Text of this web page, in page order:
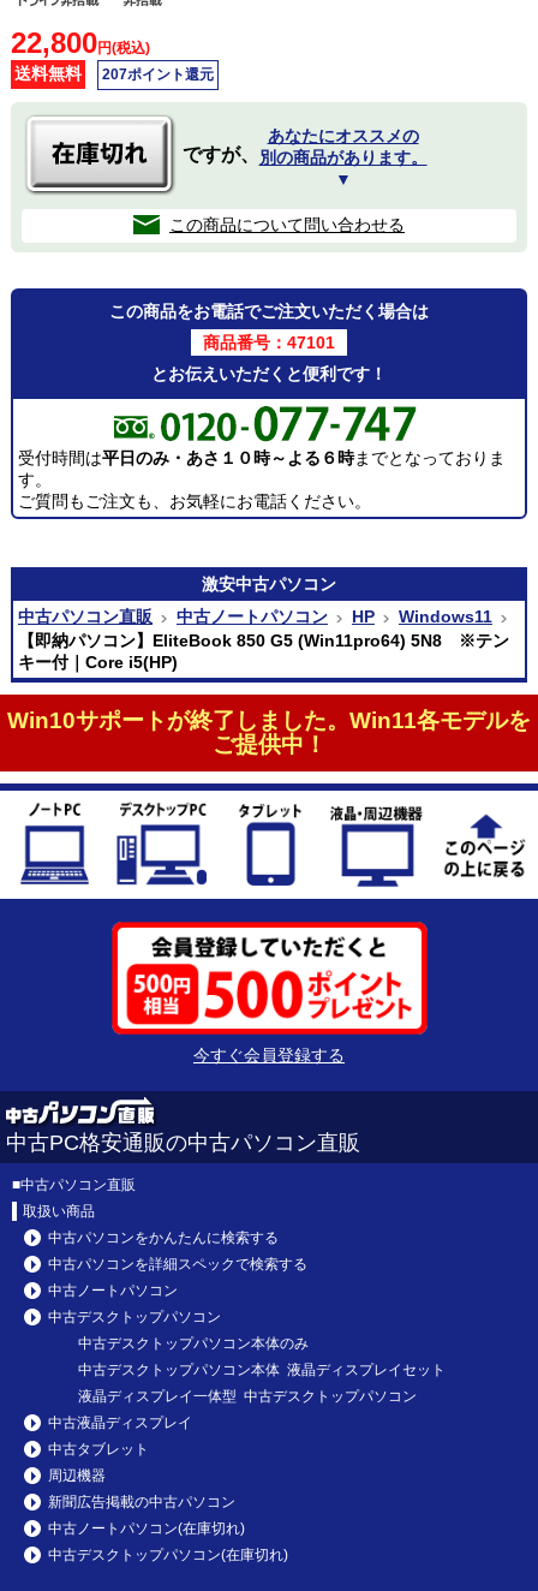
22,800円(税込)
送料無料 207ポイント還元
ですが、
あなたにオススメの
別の商品があります。
▼
この商品について問い合わせる
この商品をお電話でご注文いただく場合は
商品番号：47101
とお伝えいただくと便利です！
受付時間は平日のみ・あさ１０時～よる６時までとなっておりま
す。
ご質問もご注文も、お気軽にお電話ください。
激安中古パソコン
中古パソコン直販
中古ノートパソコン HP
Windows11
【即納パソコン】EliteBook 850 G5 (Win11pro64) 5N8 ※テン
キー付｜Core i5(HP)
Win10サポートが終了しました。Win11各モデルを
ご提供中！
今すぐ会員登録する
中古PC格安通販の中古パソコン直販
■中古パソコン直販
取扱い商品
中古パソコンをかんたんに検索する
中古パソコンを詳細スペックで検索する
中古ノートパソコン
中古デスクトップパソコン
中古デスクトップパソコン本体のみ
中古デスクトップパソコン本体 液晶ディスプレイセット
液晶ディスプレイ一体型 中古デスクトップパソコン
中古液晶ディスプレイ
中古タブレット
周辺機器
新聞広告掲載の中古パソコン
中古ノートパソコン(在庫切れ)
中古デスクトップパソコン(在庫切れ)